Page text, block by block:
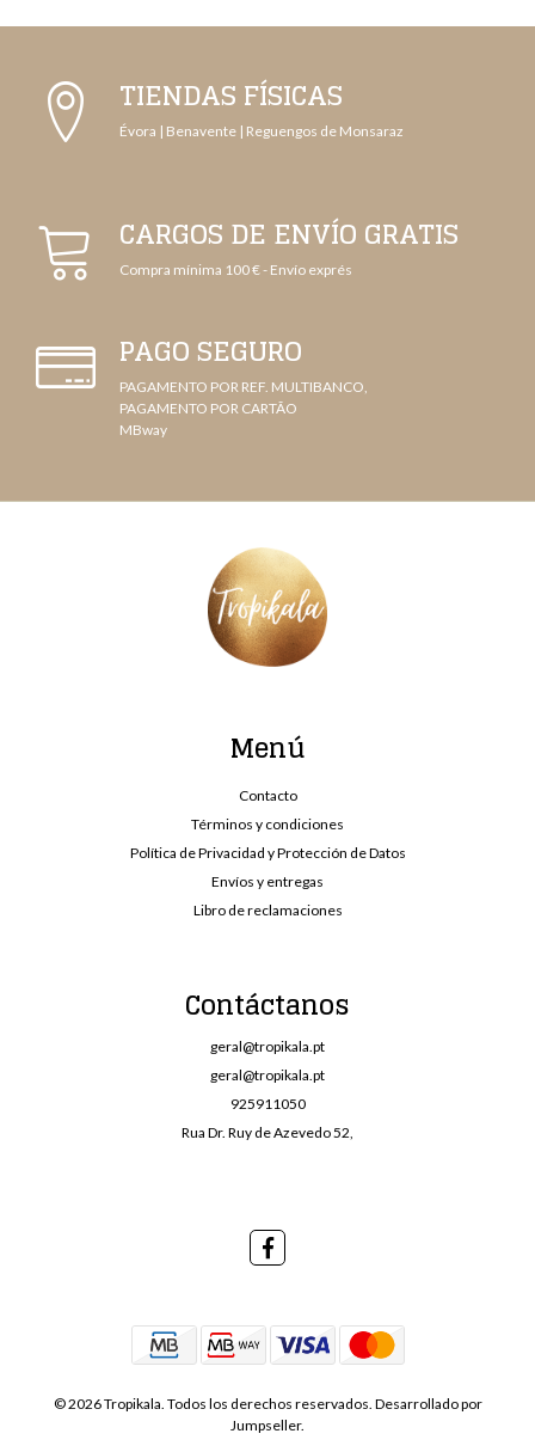
TIENDAS FÍSICAS
Évora | Benavente | Reguengos de Monsaraz
CARGOS DE ENVÍO GRATIS
Compra mínima 100 € - Envío exprés
PAGO SEGURO
PAGAMENTO POR REF. MULTIBANCO,
PAGAMENTO POR CARTÃO
MBway
Menú
Contacto
Términos y condiciones
Política de Privacidad y Protección de Datos
Envíos y entregas
Libro de reclamaciones
Contáctanos
geral@tropikala.pt
geral@tropikala.pt
925911050
Rua Dr. Ruy de Azevedo 52,
© 2026 Tropikala. Todos los derechos reservados. Desarrollado por
Jumpseller.